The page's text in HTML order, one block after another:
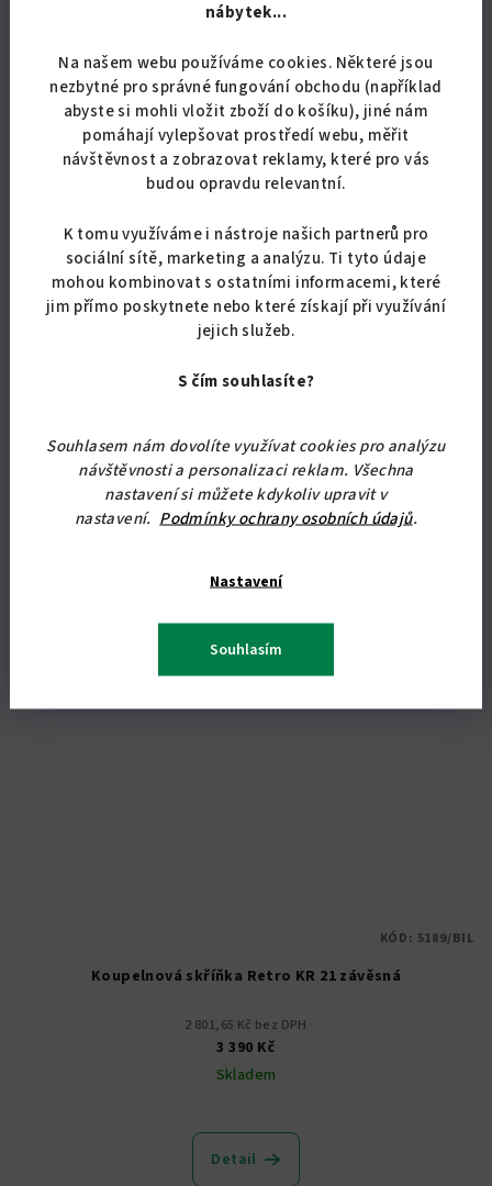
nábytek...
Na našem webu používáme cookies. Některé jsou
nezbytné pro správné fungování obchodu (například
abyste si mohli vložit zboží do košíku), jiné nám
pomáhají vylepšovat prostředí webu, měřit
návštěvnost a zobrazovat reklamy, které pro vás
budou opravdu relevantní.
K tomu využíváme i nástroje našich partnerů pro
sociální sítě, marketing a analýzu. Ti tyto údaje
mohou kombinovat s ostatními informacemi, které
jim přímo poskytnete nebo které získají při využívání
jejich služeb.
S čím souhlasíte?
Souhlasem nám dovolíte využívat cookies pro analýzu
návštěvnosti a personalizaci reklam. Všechna
nastavení si můžete kdykoliv upravit v
nastavení. Podmínky ochrany osobních údajů.
Nastavení
Souhlasím
4 669,42 Kč bez DPH
5 650 Kč
Skladem
Detail
Moderní koupelnová skříňka v retro stylu ozdobená
dekorativními pilastry. Skříňka je vhodná nad pračku či
WC. Rozměry: 184 x 70,4 x 35 cm (v x š x hl). Doprava po celé ČR
zdarma.
KÓD:5177/BIL
Koupelnová skříňka Retro KR 21 závěsná
2 801,65 Kč bez DPH
3 390 Kč
Skladem
Detail
KÓD: 5189/BIL